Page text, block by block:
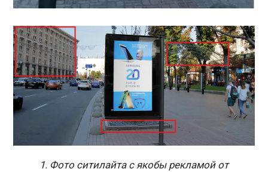
1. Фото ситилайта с якобы рекламой от